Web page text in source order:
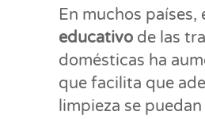
En muchos países,
educativo de las
domésticas ha
que facilita que
limpieza se puedan